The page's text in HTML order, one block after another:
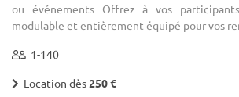
ou événements Offrez à vos
modulable et entièrement équipé pour vos
1-140
Location dès250 €